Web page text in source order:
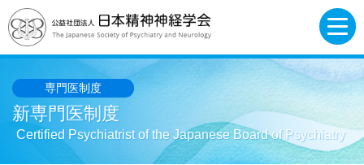
専門医制度
新専門医制度
Certified Psychiatrist of the Japanese Board of Psychiatry